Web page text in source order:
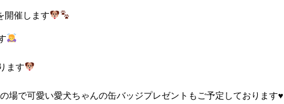
開催します
ます
場で可愛い愛犬ちゃんの缶バッジプレゼントもご予定しております♥️